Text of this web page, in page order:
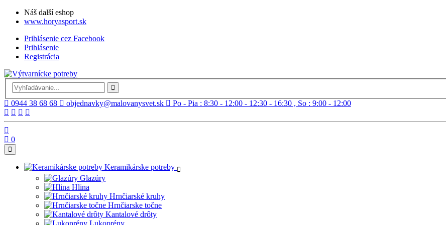
Náš další eshop
www.horyasport.sk
Prihlásenie cez Facebook
Prihlásenie
Registrácia
0944 38 68 68 objednavky@malovanysvet.sk Po - Pia : 8:30 - 12:00 - 12:30 - 16:30 , So : 9:00 - 12:00
0
Keramikárske potreby
Glazúry
Hlina
Hrnčiarské kruhy
Hrnčiarske točne
Kantalové drôty
Lukoprény